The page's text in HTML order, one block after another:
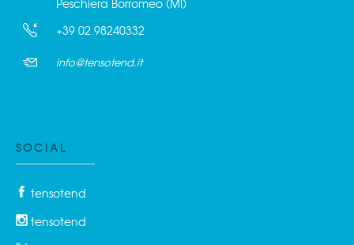
+39 02.98240332
info@tensotend.it
SOCIAL
tensotend
tensotend